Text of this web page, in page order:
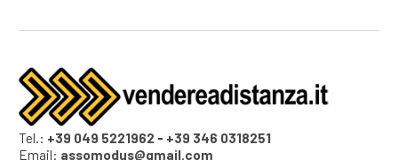
Tel.: +39 049 5221962 - +39 346 0318251
Email: assomodus@gmail.com